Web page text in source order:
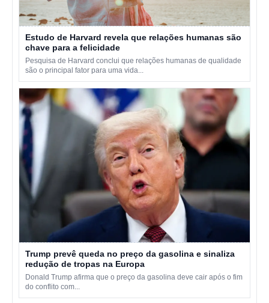
Estudo de Harvard revela que relações humanas são
chave para a felicidade
Pesquisa de Harvard conclui que relações humanas de qualidade
são o principal fator para uma vida...
Trump prevê queda no preço da gasolina e sinaliza
redução de tropas na Europa
Donald Trump afirma que o preço da gasolina deve cair após o fim
do conflito com...